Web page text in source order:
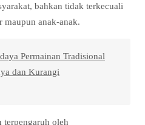
bahkan tidak terkecuali
maupun anak-anak.
Permainan Tradisional
dan Kurangi
terpengaruh oleh